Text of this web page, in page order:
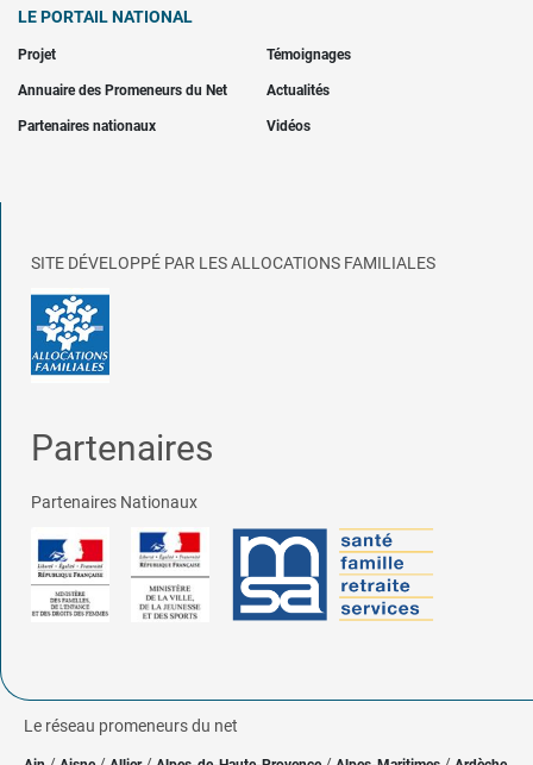
LE PORTAIL NATIONAL
Projet Témoignages
Annuaire des Promeneurs du Net Actualités
Partenaires nationaux Vidéos
SITE DÉVELOPPÉ PAR LES ALLOCATIONS FAMILIALES
Partenaires
Partenaires Nationaux
Le réseau promeneurs du net